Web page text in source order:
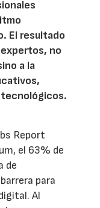
El resultado
no
a la
Report
el 63% de
de
para
Al